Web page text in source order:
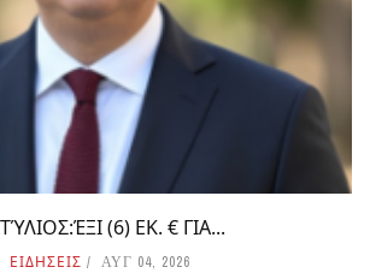
(6) ΕΚ. € ΓΙΑ...
ΕΙΔΗΣΕΙΣ ΑΥΓ 04, 2026